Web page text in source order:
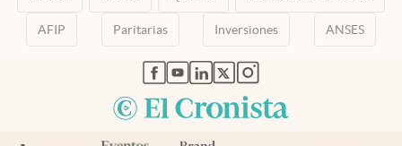
AFIP Paritarias Inversiones ANSES
abre en nueva pestaña
abre en nueva pestaña
abre en nueva pestaña
abre en nueva pestaña
abre en nueva pestaña